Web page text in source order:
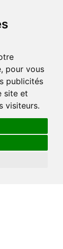
pour vous
publicités
site et
visiteurs.